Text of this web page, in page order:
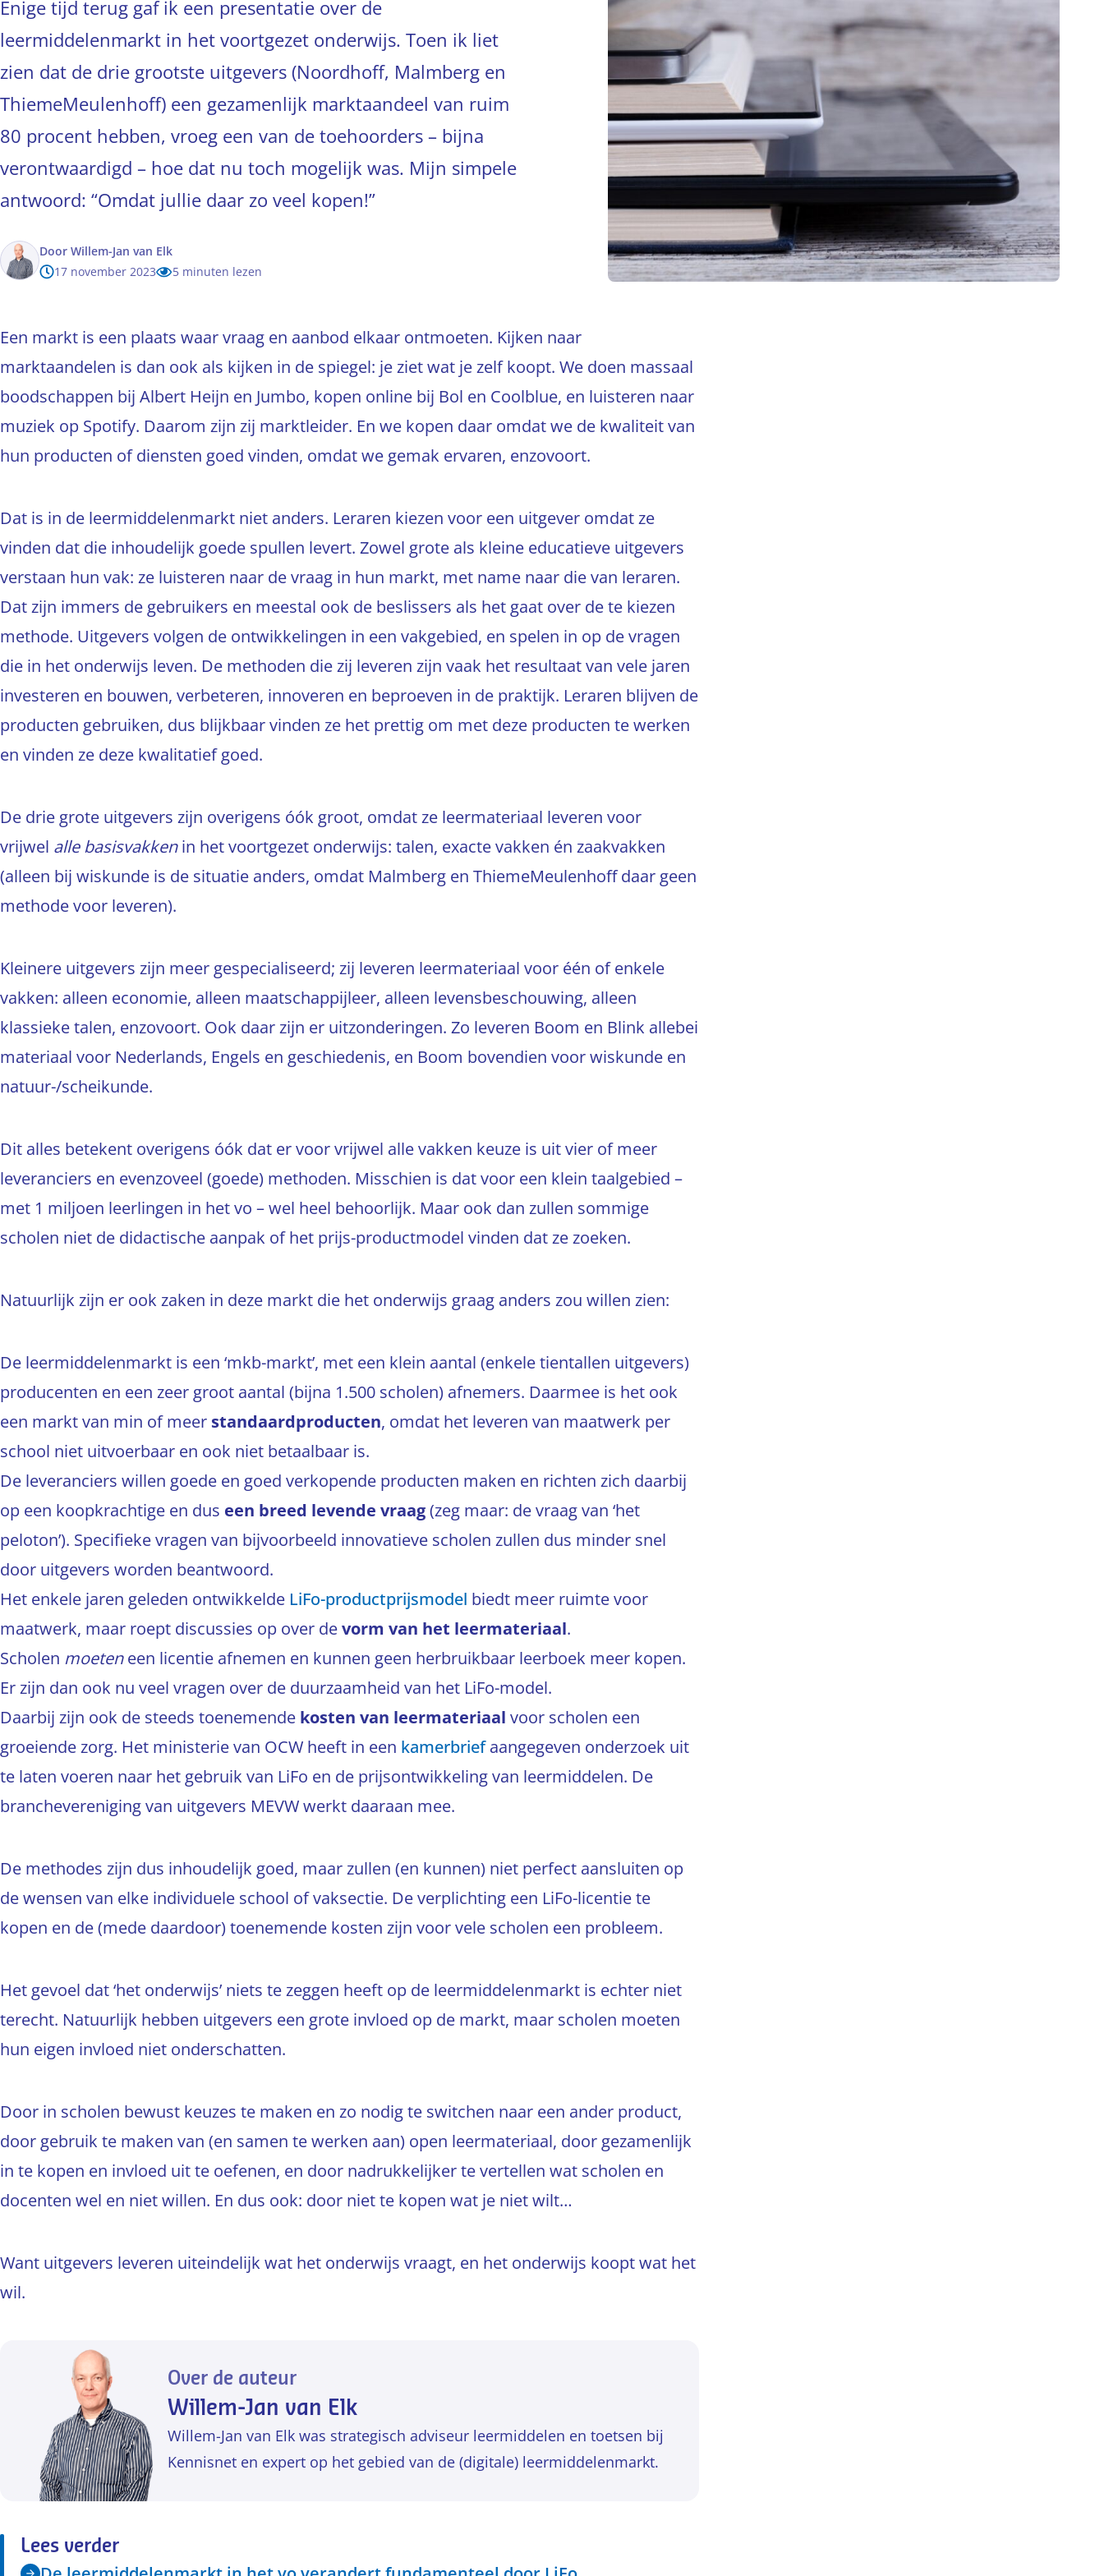
Enige tijd terug gaf ik een presentatie over de
leermiddelenmarkt in het voortgezet onderwijs. Toen ik liet
zien dat de drie grootste uitgevers (Noordhoff, Malmberg en
ThiemeMeulenhoff) een gezamenlijk marktaandeel van ruim
80 procent hebben, vroeg een van de toehoorders – bijna
verontwaardigd – hoe dat nu toch mogelijk was. Mijn simpele
antwoord: “Omdat jullie daar zo veel kopen!”
Door Willem-Jan van Elk
17 november 2023
5 minuten lezen
Een markt is een plaats waar vraag en aanbod elkaar ontmoeten. Kijken naar
marktaandelen is dan ook als kijken in de spiegel: je ziet wat je zelf koopt. We doen massaal
boodschappen bij Albert Heijn en Jumbo, kopen online bij Bol en Coolblue, en luisteren naar
muziek op Spotify. Daarom zijn zij marktleider. En we kopen daar omdat we de kwaliteit van
hun producten of diensten goed vinden, omdat we gemak ervaren, enzovoort.
Dat is in de leermiddelenmarkt niet anders. Leraren kiezen voor een uitgever omdat ze
vinden dat die inhoudelijk goede spullen levert. Zowel grote als kleine educatieve uitgevers
verstaan hun vak: ze luisteren naar de vraag in hun markt, met name naar die van leraren.
Dat zijn immers de gebruikers en meestal ook de beslissers als het gaat over de te kiezen
methode. Uitgevers volgen de ontwikkelingen in een vakgebied, en spelen in op de vragen
die in het onderwijs leven. De methoden die zij leveren zijn vaak het resultaat van vele jaren
investeren en bouwen, verbeteren, innoveren en beproeven in de praktijk. Leraren blijven de
producten gebruiken, dus blijkbaar vinden ze het prettig om met deze producten te werken
en vinden ze deze kwalitatief goed.
De drie grote uitgevers zijn overigens óók groot, omdat ze leermateriaal leveren voor
vrijwel alle basisvakkenin het voortgezet onderwijs: talen, exacte vakken én zaakvakken
(alleen bij wiskunde is de situatie anders, omdat Malmberg en ThiemeMeulenhoff daar geen
methode voor leveren).
Kleinere uitgevers zijn meer gespecialiseerd; zij leveren leermateriaal voor één of enkele
vakken: alleen economie, alleen maatschappijleer, alleen levensbeschouwing, alleen
klassieke talen, enzovoort. Ook daar zijn er uitzonderingen. Zo leveren Boom en Blink allebei
materiaal voor Nederlands, Engels en geschiedenis, en Boom bovendien voor wiskunde en
natuur-/scheikunde.
Dit alles betekent overigens óók dat er voor vrijwel alle vakken keuze is uit vier of meer
leveranciers en evenzoveel (goede) methoden. Misschien is dat voor een klein taalgebied –
met 1 miljoen leerlingen in het vo – wel heel behoorlijk. Maar ook dan zullen sommige
scholen niet de didactische aanpak of het prijs-productmodel vinden dat ze zoeken.
Natuurlijk zijn er ook zaken in deze markt die het onderwijs graag anders zou willen zien:
De leermiddelenmarkt is een ‘mkb-markt’, met een klein aantal (enkele tientallen uitgevers)
producenten en een zeer groot aantal (bijna 1.500 scholen) afnemers. Daarmee is het ook
een markt van min of meer standaardproducten, omdat het leveren van maatwerk per
school niet uitvoerbaar en ook niet betaalbaar is.
De leveranciers willen goede en goed verkopende producten maken en richten zich daarbij
op een koopkrachtige en dus een breed levende vraag(zeg maar: de vraag van ‘het
peloton’). Specifieke vragen van bijvoorbeeld innovatieve scholen zullen dus minder snel
door uitgevers worden beantwoord.
Het enkele jaren geleden ontwikkelde LiFo-productprijsmodel biedt meer ruimte voor
maatwerk, maar roept discussies op over devorm van het leermateriaal.
Scholen moeteneen licentie afnemen en kunnen geen herbruikbaar leerboek meer kopen.
Er zijn dan ook nu veel vragen over de duurzaamheid van het LiFo-model.
Daarbij zijn ook de steeds toenemende kosten van leermateriaal voor scholen een
groeiende zorg. Het ministerie van OCW heeft in een kamerbriefaangegeven onderzoek uit
te laten voeren naar het gebruik van LiFo en de prijsontwikkeling van leermiddelen. De
branchevereniging van uitgevers MEVW werkt daaraan mee.
De methodes zijn dus inhoudelijk goed, maar zullen (en kunnen) niet perfect aansluiten op
de wensen van elke individuele school of vaksectie. De verplichting een LiFo-licentie te
kopen en de (mede daardoor) toenemende kosten zijn voor vele scholen een probleem.
Het gevoel dat ‘het onderwijs’ niets te zeggen heeft op de leermiddelenmarkt is echter niet
terecht. Natuurlijk hebben uitgevers een grote invloed op de markt, maar scholen moeten
hun eigen invloed niet onderschatten.
Door in scholen bewust keuzes te maken en zo nodig te switchen naar een ander product,
door gebruik te maken van (en samen te werken aan) open leermateriaal, door gezamenlijk
in te kopen en invloed uit te oefenen, en door nadrukkelijker te vertellen wat scholen en
docenten wel en niet willen. En dus ook: door niet te kopen wat je niet wilt…
Want uitgevers leveren uiteindelijk wat het onderwijs vraagt, en het onderwijs koopt wat het
wil.
Over de auteur
Willem-Jan van Elk
Willem-Jan van Elk was strategisch adviseur leermiddelen en toetsen bij
Kennisnet en expert op het gebied van de (digitale) leermiddelenmarkt.
Lees verder